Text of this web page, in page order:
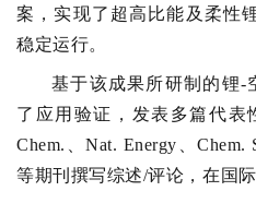
案，实现了超高比能及柔性
稳定运行。
基于该成果所研制的锂-
了应用验证，发表多篇代表
Chem. 、 Nat. Energy 、Chem.
等期刊撰写综述/评论，在国